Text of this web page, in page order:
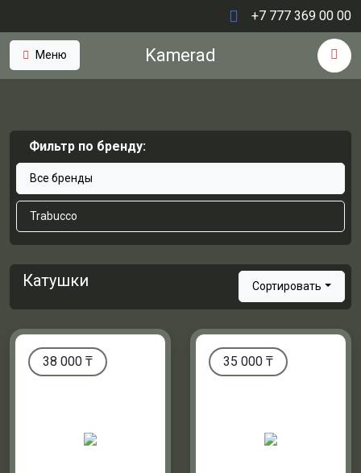
+7 777 369 00 00
Меню Kamerad
Фильтр по бренду:
Все бренды
Trabucco
Катушки Сортировать
38 000 ₸ 35 000 ₸